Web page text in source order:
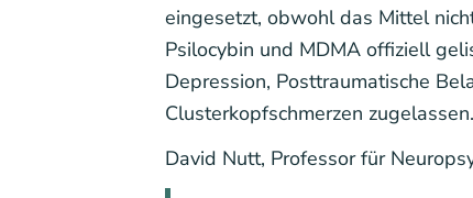
eingesetzt, obwohl das Mittel
Psilocybin und MDMA offiziell
Depression, Posttraumatische
Clusterkopfschmerzen zugelassen.
David Nutt, Professor für